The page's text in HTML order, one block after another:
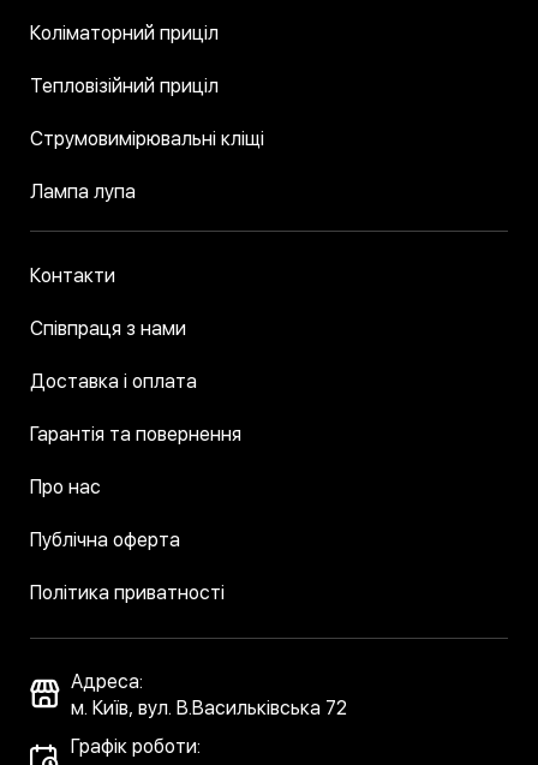
Коліматорний приціл
Тепловізійний приціл
Струмовимірювальні кліщі
Лампа лупа
Контакти
Співпраця з нами
Доставка і оплата
Гарантія та повернення
Про нас
Публічна оферта
Політика приватності
Адреса:
м. Київ, вул. В.Васильківська 72
Графік роботи: